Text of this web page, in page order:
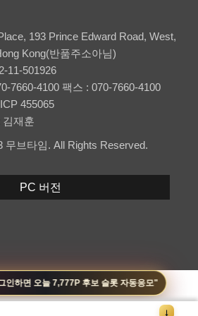
인하면 오늘 7,777P 후보 슬롯 자동응모"
193 Prince Edward Road, West,
Kong(반품주소아님)
11-501926
7660-4100 팩스 : 070-7660-4100
455065
김재훈
무브타임. All Rights Reserved.
PC 버전
↓